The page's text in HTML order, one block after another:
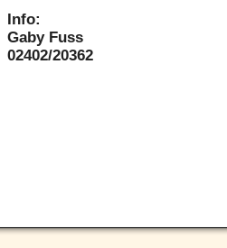
Info:
Gaby Fuss
02402/20362